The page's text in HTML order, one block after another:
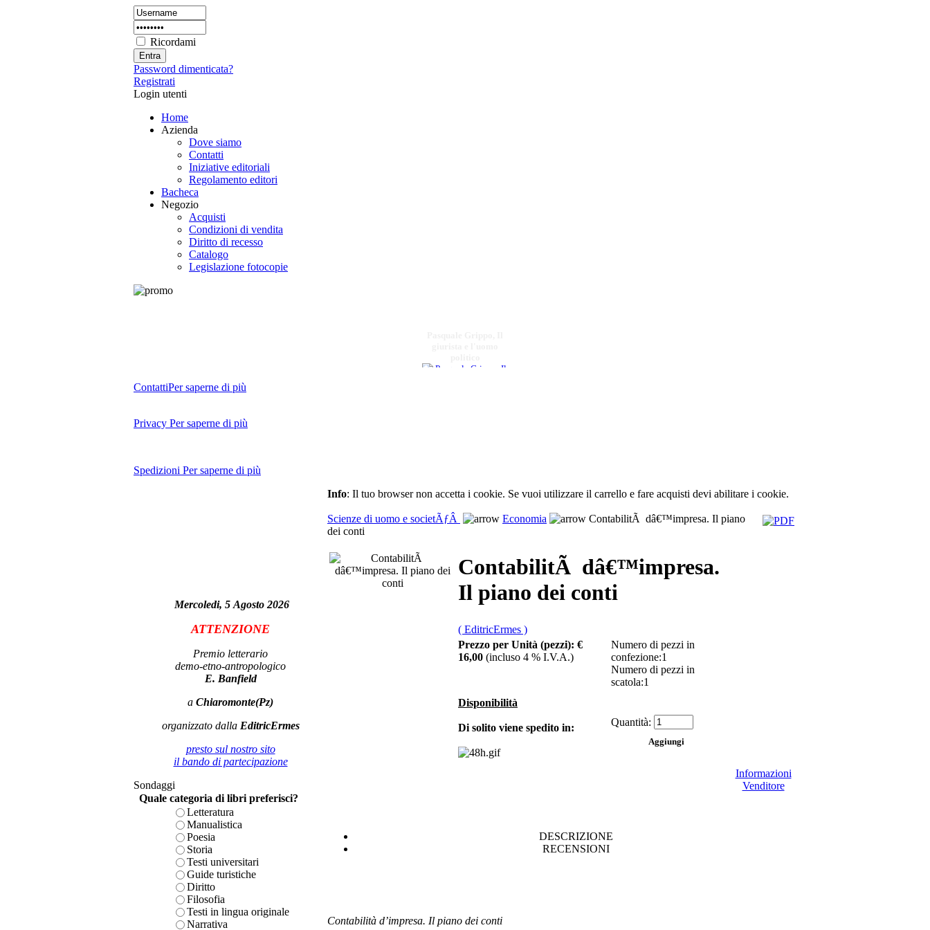
Ricordami
Password dimenticata?
Registrati
Login utenti
Home
Azienda
Dove siamo
Contatti
Iniziative editoriali
Regolamento editori
Bacheca
Negozio
Acquisti
Condizioni di vendita
Diritto di recesso
Catalogo
Legislazione fotocopie
€ 25,00
€ 18,00
mediterranea
Bioetica
ContattiPer saperne di più
Privacy Per saperne di più
Spedizioni Per saperne di più
Mercoledi, 5 Agosto 2026
ATTENZIONE
Premio letterario
demo-etno-antropologico
E. Banfield
a Chiaromonte(Pz)
organizzato dalla EditricErmes
presto sul nostro sito
il bando di partecipazione
Sondaggi
Quale categoria di libri preferisci?
Letteratura
Manualistica
Poesia
Storia
Testi universitari
Guide turistiche
Diritto
Filosofia
Testi in lingua originale
Narrativa
Info: Il tuo browser non accetta i cookie. Se vuoi utilizzare il carrello e fare acquisti devi abilitare i cookie.
Scienze di uomo e societÃƒÂ Economia
ContabilitÃ dâ€™impresa. Il piano
dei conti
ContabilitÃ dâ€™impresa.
Il piano dei conti
( EditricErmes )
Prezzo per Unità (pezzi): €
16,00 (incluso 4 % I.V.A.)
Numero di pezzi in
confezione:1
Numero di pezzi in
scatola:1
Disponibilità
Di solito viene spedito in: Quantità:
Informazioni
Venditore
DESCRIZIONE
RECENSIONI
Contabilità d’impresa. Il piano dei conti